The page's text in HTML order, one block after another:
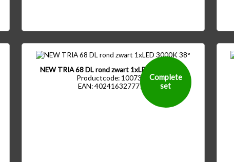
NEW TRIA 68 DL rond zwart 1xLED 3000K 38°
Productcode: 1007390
EAN: 4024163277778
Complete
set